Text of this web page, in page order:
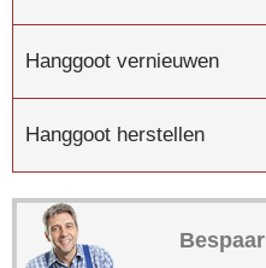
Hanggoot vernieuwen
Hanggoot herstellen